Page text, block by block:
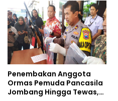
Penembakan Anggota
Ormas Pemuda Pancasila
Jombang Hingga Tewas,